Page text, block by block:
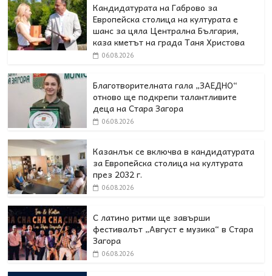
Кандидатурата на Габрово за
Европейска столица на културата е
шанс за цяла Централна България,
каза кметът на града Таня Христова
06.08.2026
Благотворителната гала „ЗАЕДНО“
отново ще подкрепи талантливите
деца на Стара Загора
06.08.2026
Казанлък се включва в кандидатурата
за Европейска столица на културата
през 2032 г.
06.08.2026
С латино ритми ще завърши
фестивалът „Август е музика“ в Стара
Загора
06.08.2026